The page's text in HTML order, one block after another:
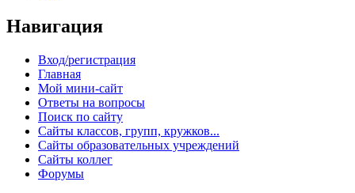
Навигация
Вход/регистрация
Главная
Мой мини-сайт
Ответы на вопросы
Поиск по сайту
Сайты классов, групп, кружков...
Сайты образовательных учреждений
Сайты коллег
Форумы